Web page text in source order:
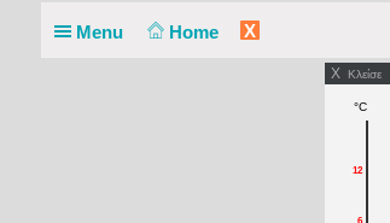
Menu Home X